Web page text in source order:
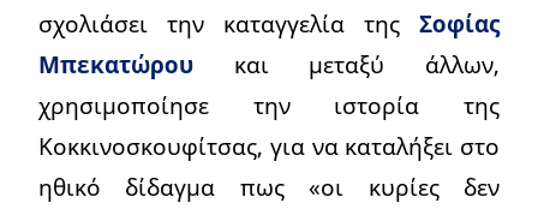
σχολιάσει την καταγγελία της Σοφίας
Μπεκατώρου και μεταξύ άλλων,
χρησιμοποίησε την ιστορία της
Κοκκινοσκουφίτσας, για να καταλήξει στο
ηθικό δίδαγμα πως «οι κυρίες δεν